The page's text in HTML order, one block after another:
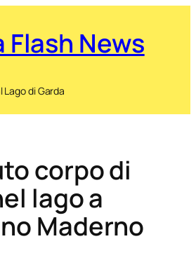
Flash News
di Garda
corpo di
lago a
Maderno